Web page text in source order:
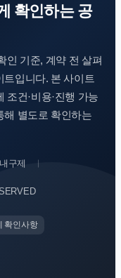
확인하는 공
인 기준, 계약 전 살펴
트입니다. 본 사이트
건·비용·진행 가능
해 별도로 확인하는
구제
확인사항